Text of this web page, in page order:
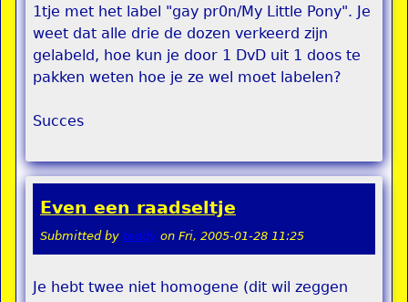
1tje met het label "gay pr0n/My Little Pony". Je
weet dat alle drie de dozen verkeerd zijn
gelabeld, hoe kun je door 1 DvD uit 1 doos te
pakken weten hoe je ze wel moet labelen?
Succes
Even een raadseltje
Submitted by teddy on Fri, 2005-01-28 11:25
Je hebt twee niet homogene (dit wil zeggen